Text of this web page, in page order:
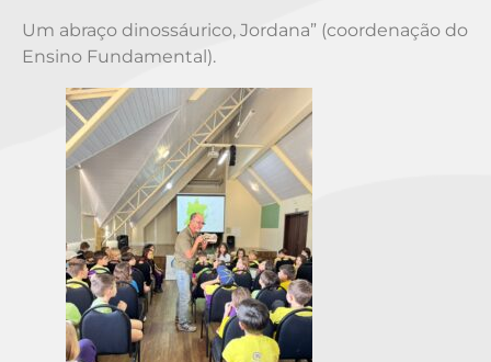
Um abraço dinossáurico, Jordana” (coordenação do
Ensino Fundamental).